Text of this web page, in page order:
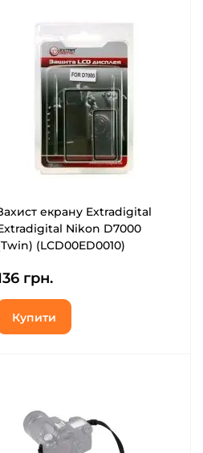
екрану Extradigital
Nikon D7000
(LCD00ED0010)
грн.
Купити